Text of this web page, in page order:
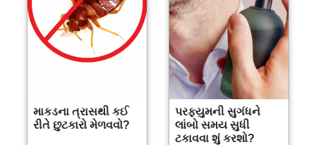
માકડના ત્રાસથી કઈ
રીતે છુટકારો મેળવવો?
પરફ્યુમની સુગંધને
લાંબો સમય સુધી
ટકાવવા શું કરશો?